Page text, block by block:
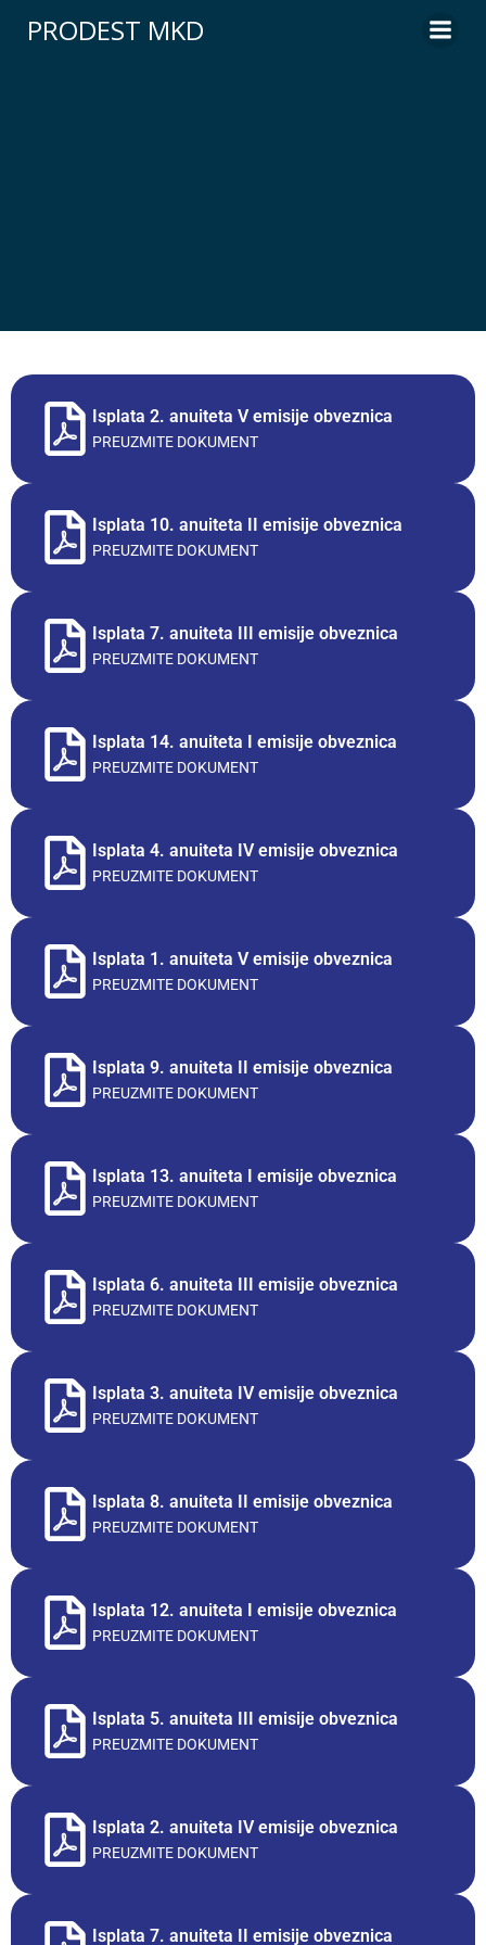
PRODEST MKD
Isplata 2. anuiteta V emisije obveznica
PREUZMITE DOKUMENT
Isplata 10. anuiteta II emisije obveznica
PREUZMITE DOKUMENT
Isplata 7. anuiteta III emisije obveznica
PREUZMITE DOKUMENT
Isplata 14. anuiteta I emisije obveznica
PREUZMITE DOKUMENT
Isplata 4. anuiteta IV emisije obveznica
PREUZMITE DOKUMENT
Isplata 1. anuiteta V emisije obveznica
PREUZMITE DOKUMENT
Isplata 9. anuiteta II emisije obveznica
PREUZMITE DOKUMENT
Isplata 13. anuiteta I emisije obveznica
PREUZMITE DOKUMENT
Isplata 6. anuiteta III emisije obveznica
PREUZMITE DOKUMENT
Isplata 3. anuiteta IV emisije obveznica
PREUZMITE DOKUMENT
Isplata 8. anuiteta II emisije obveznica
PREUZMITE DOKUMENT
Isplata 12. anuiteta I emisije obveznica
PREUZMITE DOKUMENT
Isplata 5. anuiteta III emisije obveznica
PREUZMITE DOKUMENT
Isplata 2. anuiteta IV emisije obveznica
PREUZMITE DOKUMENT
Isplata 7. anuiteta II emisije obveznica